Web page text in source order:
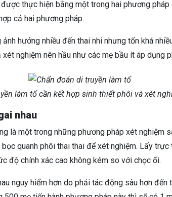
thực hiện bằng một trong hai phương
cả hai phương pháp.
hưởng nhiều đến thai nhi nhưng tốn khá
nghiệm nên hầu như các mẹ bầu ít áp dụng
làm tổ cần kết hợp sinh thiết phôi và xét
nhau
là một trong những phương pháp xét nghiệm
quanh phôi thai thai để xét nghiệm. Lấy
độ chính xác cao không kém so với chọc ối.
nguy hiểm hơn do phải tác động sâu hơn đến